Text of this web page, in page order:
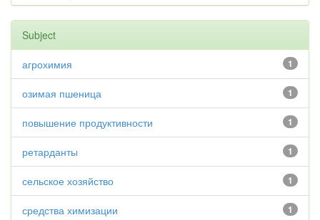
Subject
1
агрохимия
1
озимая пшеница
1
повышение продуктивности
1
ретарданты
1
сельское хозяйство
1
средства химизации